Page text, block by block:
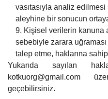
vasıtasıyla analiz
aleyhine bir sonucun
Kişisel verilerin kanuna
sebebiyle zarara
talep etme, haklarına
Yukarıda sayılan
kotkuorg@gmail.com
geçebilirsiniz.